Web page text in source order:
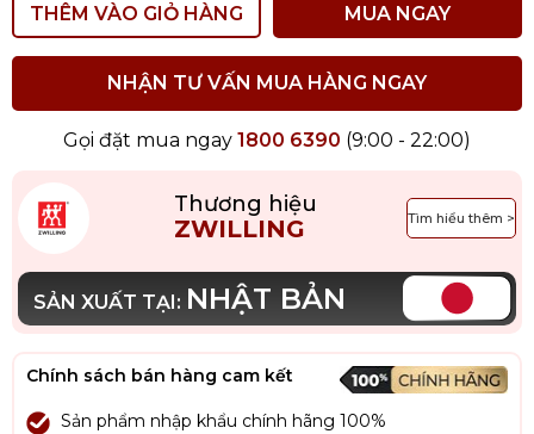
THÊM VÀO GIỎ HÀNG MUA NGAY
NHẬN TƯ VẤN MUA HÀNG NGAY
Gọi đặt mua ngay 1800 6390 (9:00 - 22:00)
Thương hiệu
ZWILLING Tìm hiểu thêm >
SẢN XUẤT TẠI: NHẬT BẢN
Chính sách bán hàng cam kết
Sản phẩm nhập khẩu chính hãng 100%